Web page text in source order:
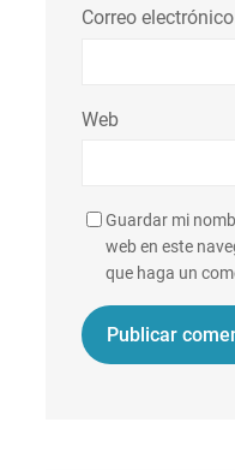
Correo electrónico
Web
Guardar mi
web en este
que haga un